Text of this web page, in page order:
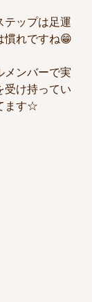
テップは足運
慣れですね😁
メンバーで実
受け持ってい
ます☆